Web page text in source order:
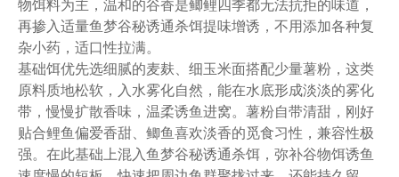
物饵料为主，温和的谷香是鲫鲤四季都无法抗拒的味道，
再掺入适量鱼梦谷秘诱通杀饵提味增诱，不用添加各种复
杂小药，适口性拉满。
基础饵优先选细腻的麦麸、细玉米面搭配少量薯粉，这类
原料质地松软，入水雾化自然，能在水底形成淡淡的雾化
带，慢慢扩散香味，温柔诱鱼进窝。薯粉自带清甜，刚好
贴合鲤鱼偏爱香甜、鲫鱼喜欢淡香的觅食习性，兼容性极
强。在此基础上混入鱼梦谷秘诱通杀饵，弥补谷物饵诱鱼